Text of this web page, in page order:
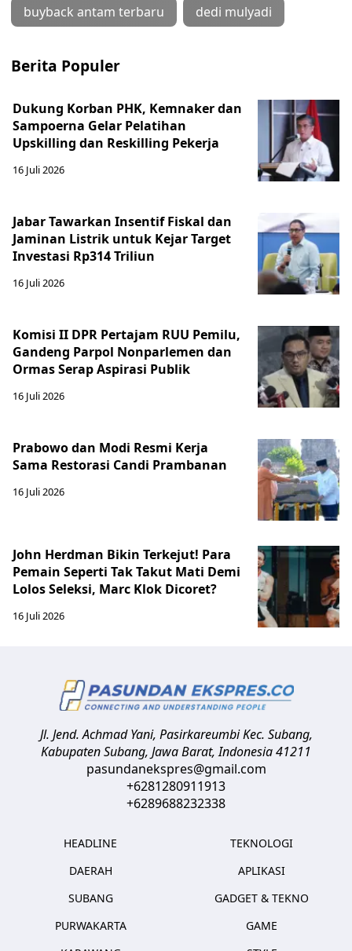
buyback antam terbaru dedi mulyadi
Berita Populer
Dukung Korban PHK, Kemnaker dan
Sampoerna Gelar Pelatihan
Upskilling dan Reskilling Pekerja
16 Juli 2026
Jabar Tawarkan Insentif Fiskal dan
Jaminan Listrik untuk Kejar Target
Investasi Rp314 Triliun
16 Juli 2026
Komisi II DPR Pertajam RUU Pemilu,
Gandeng Parpol Nonparlemen dan
Ormas Serap Aspirasi Publik
16 Juli 2026
Prabowo dan Modi Resmi Kerja
Sama Restorasi Candi Prambanan
16 Juli 2026
John Herdman Bikin Terkejut! Para
Pemain Seperti Tak Takut Mati Demi
Lolos Seleksi, Marc Klok Dicoret?
16 Juli 2026
Jl. Jend. Achmad Yani, Pasirkareumbi Kec. Subang,
Kabupaten Subang, Jawa Barat,Indonesia41211
pasundanekspres@gmail.com
+6281280911913
+6289688232338
HEADLINE
DAERAH
SUBANG
PURWAKARTA
TEKNOLOGI
APLIKASI
GADGET & TEKNO
GAME